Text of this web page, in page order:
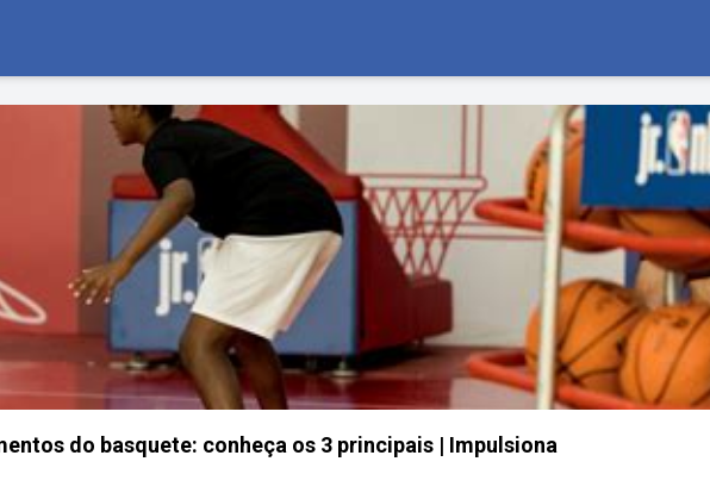
do basquete: conheça os 3 principais | Impulsiona